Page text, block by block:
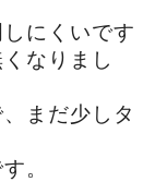
にくいです
なりまし
まだ少しタ
。